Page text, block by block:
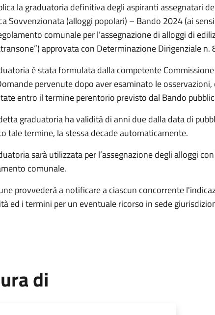
la graduatoria definitiva degli aspiranti assegnatari
Sovvenzionata (alloggi popolari) – Bando 2024 (ai
comunale per l’assegnazione di alloggi di
approvata con Determinazione Dirigenziale n.
è stata formulata dalla competente
pervenute dopo aver esaminato le
entro il termine perentorio previsto dal Bando
graduatoria ha validità di anni due dalla data di
tale termine, la stessa decade automaticamente.
sarà utilizzata per l’assegnazione degli alloggi
comunale.
provvederà a notificare a ciascun concorrente
ed i termini per un eventuale ricorso in sede
di